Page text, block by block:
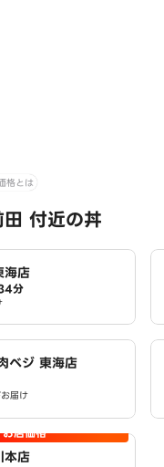
格とは
付近の丼
店
分
ベジ 東海店
届け
お店価格
本店